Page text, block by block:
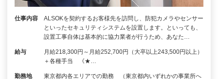
仕事内容
ALSOKを契約するお客様先を訪問し、防犯カメラやセンサー
といったセキュリティシステムを設置します。といっても、
設置工事自体は基本的に協力業者が行うため、あなた…
給与
月給218,300円～月給252,700円（大卒以上243,500円以上）
＋各種手当 《★…
勤務地
東京都内各エリアでの勤務 （東京都内いずれかの事業所へ